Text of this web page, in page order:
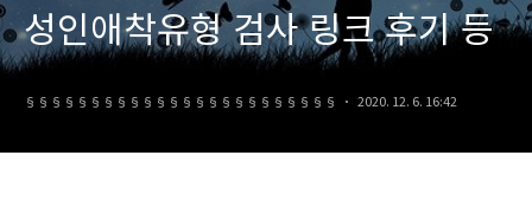
성인애착유형 검사 링크 후기 등
§§§§§§§§§§§§§§§§§§§§§§§§ 2020. 12. 6. 16:42